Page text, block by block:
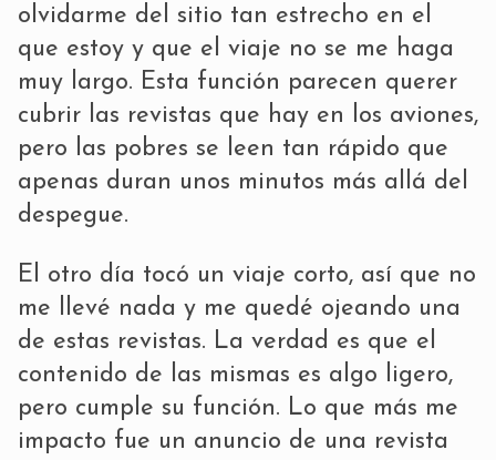
olvidarme del sitio tan estrecho en el
que estoy y que el viaje no se me haga
muy largo. Esta función parecen querer
cubrir las revistas que hay en los aviones,
pero las pobres se leen tan rápido que
apenas duran unos minutos más allá del
despegue.
El otro día tocó un viaje corto, así que no
me llevé nada y me quedé ojeando una
de estas revistas. La verdad es que el
contenido de las mismas es algo ligero,
pero cumple su función. Lo que más me
impacto fue un anuncio de una revista